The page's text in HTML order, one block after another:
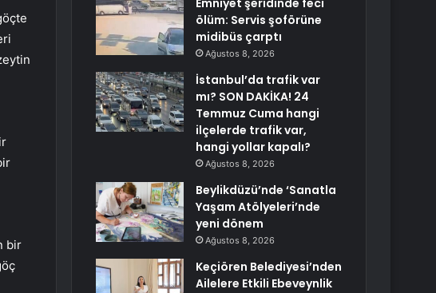
bir
Emniyet şeridinde feci
ölüm: Servis şoförüne
midibüs çarptı
Ağustos 8, 2026
İstanbul’da trafik var
mı? SON DAKİKA! 24
Temmuz Cuma hangi
ilçelerde trafik var,
hangi yollar kapalı?
Ağustos 8, 2026
Beylikdüzü’nde ‘Sanatla
Yaşam Atölyeleri’nde
yeni dönem
Ağustos 8, 2026
Keçiören Belediyesi’nden
Ailelere Etkili Ebeveynlik